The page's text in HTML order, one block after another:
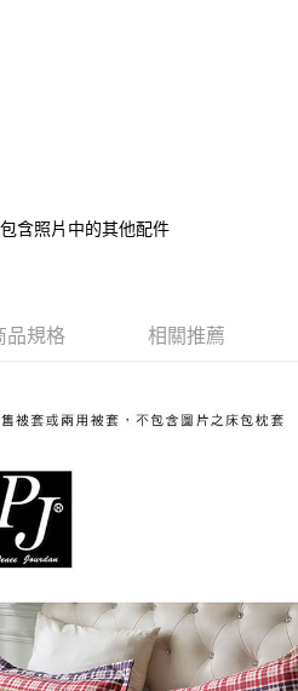
付款。
後，即可完成結帳。
通知簡訊。
擊此簡訊中的連結，可透過四大超商／
款，方視為交易完成。
刻繳費，但若您需要取消訂單，請聯絡
付 」之結帳頁面顯示為準，若有關於
等相關疑問，請聯繫「AFTEE先享後付
support/home
含照片中的其他配件
品規格 相關推薦